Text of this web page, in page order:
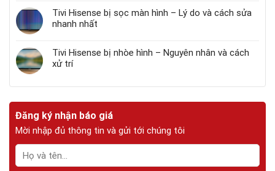
Tivi Hisense bị sọc màn hình – Lý do và cách sửa
nhanh nhất
Tivi Hisense bị nhòe hình – Nguyên nhân và cách
xử trí
Đăng ký nhận báo giá
Mời nhập đủ thông tin và gửi tới chúng tôi